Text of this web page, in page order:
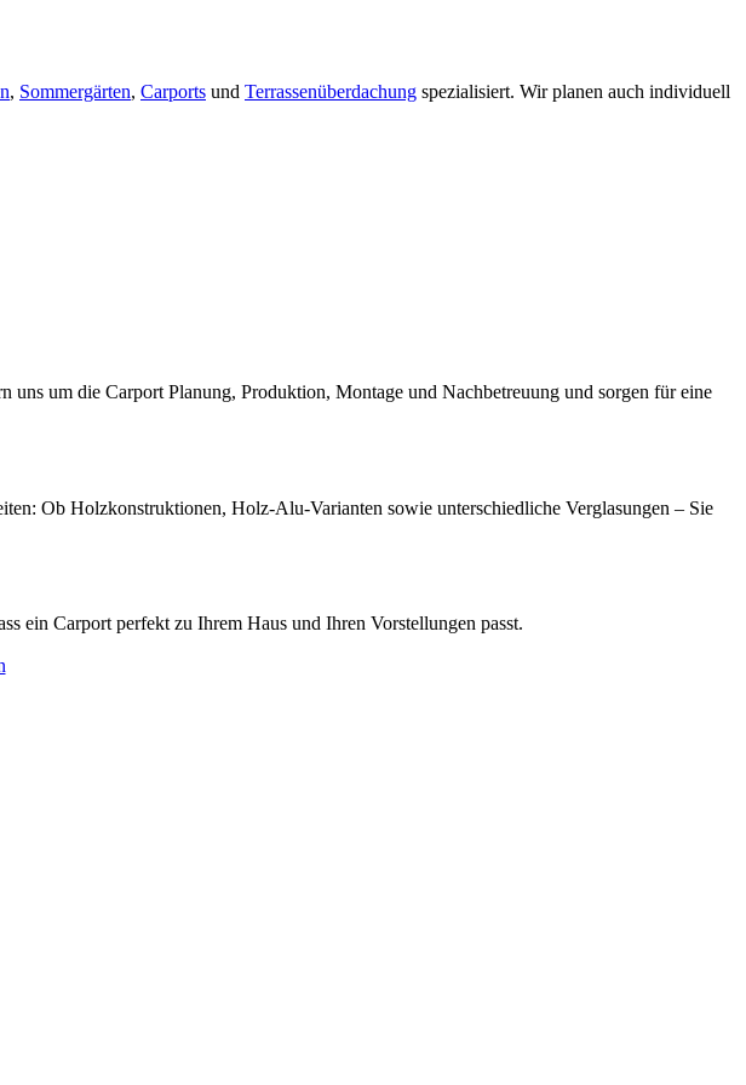
, Sommergärten, Carports und Terrassenüberdachung spezialisiert. Wir planen auch individuell
uns um die Carport Planung, Produktion, Montage und Nachbetreuung und sorgen für eine
Ob Holzkonstruktionen, Holz-Alu-Varianten sowie unterschiedliche Verglasungen – Sie
ein Carport perfekt zu Ihrem Haus und Ihren Vorstellungen passt.